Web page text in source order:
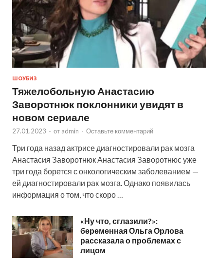
ШОУБИЗ
Тяжелобольную Анастасию
Заворотнюк поклонники увидят в
новом сериале
27.01.2023 - от admin - Оставьте комментарий
Три года назад актрисе диагностировали рак мозга
Анастасия Заворотнюк Анастасия Заворотнюс уже
три года борется с онкологическим заболеванием —
ей диагностировали рак мозга. Однако появилась
информация о том, что скоро …
«Ну что, сглазили?»:
беременная Ольга Орлова
рассказала о проблемах с
лицом